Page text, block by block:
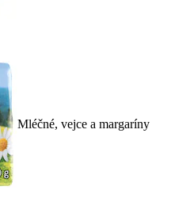
Mléčné, vejce a margaríny